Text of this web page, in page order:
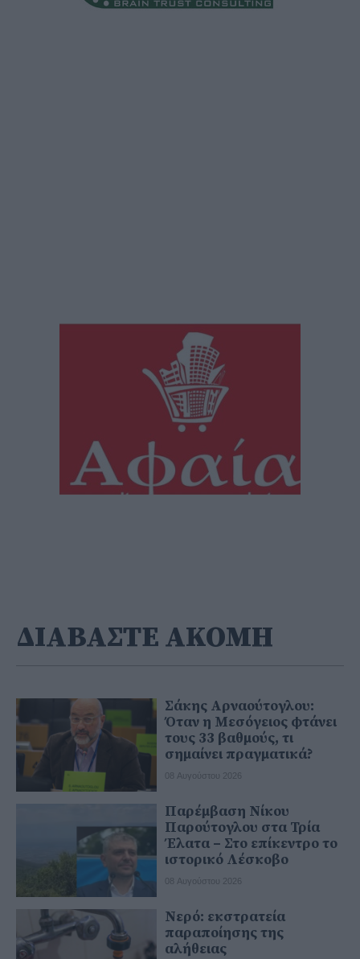
ΔΙΑΒΑΣΤΕ ΑΚΟΜΗ
Σάκης Αρναούτογλου:
Όταν η Μεσόγειος φτάνει
τους 33 βαθμούς, τι
σημαίνει πραγματικά?
08 Αυγούστου 2026
Παρέμβαση Νίκου
Παρούτογλου στα Τρία
Έλατα – Στο επίκεντρο το
ιστορικό Λέσκοβο
08 Αυγούστου 2026
Νερό: εκστρατεία
παραποίησης της
αλήθειας